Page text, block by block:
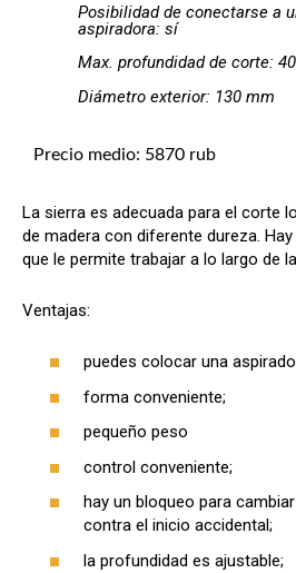
Posibilidad de conectarse a
aspiradora: sí
Max. profundidad de corte:
Diámetro exterior: 130 mm
Precio medio: 5870 rub
La sierra es adecuada para el corte
de madera con diferente dureza.
que le permite trabajar a lo largo de
Ventajas:
puedes colocar una
forma conveniente;
pequeño peso
control conveniente;
hay un bloqueo para
contra el inicio accidental;
la profundidad es ajustable;